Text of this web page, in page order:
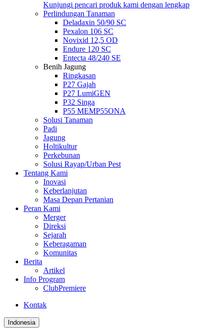
Kunjungi pencari produk kami dengan lengkap
Perlindungan Tanaman
Deladaxin 50/90 SC
Pexalon 106 SC
Novixid 12,5 OD
Endure 120 SC
Entecta 48/240 SE
Benih Jagung
Ringkasan
P27 Gajah
P27 LumiGEN
P32 Singa
P55 MEMP55ONA
Solusi Tanaman
Padi
Jagung
Holtikultur
Perkebunan
Solusi Rayap/Urban Pest
Tentang Kami
Inovasi
Keberlanjutan
Masa Depan Pertanian
Peran Kami
Merger
Direksi
Sejarah
Keberagaman
Komunitas
Berita
Artikel
Info Program
ClubPremiere
Kontak
Indonesia